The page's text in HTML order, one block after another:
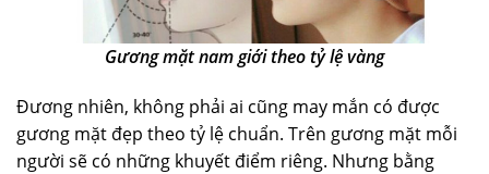
Gương mặt nam giới theo tỷ lệ vàng
Đương nhiên, không phải ai cũng may mắn có được
gương mặt đẹp theo tỷ lệ chuẩn. Trên gương mặt mỗi
người sẽ có những khuyết điểm riêng. Nhưng bằng